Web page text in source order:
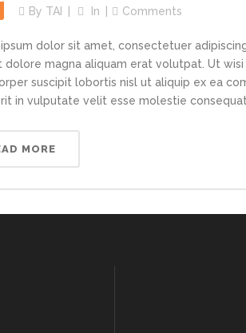
By TAI In Comments
dolor sit amet, consectetuer
dolore magna aliquam erat volutpat. Ut
suscipit lobortis nisl ut aliquip ex ea
in vulputate velit esse molestie
MORE